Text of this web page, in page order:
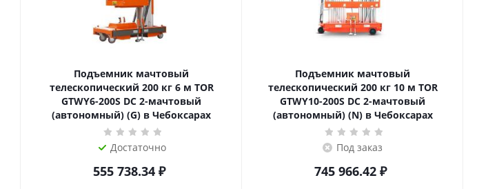
Подъемник мачтовый
телескопический 200 кг 6 м TOR
GTWY6-200S DC 2-мачтовый
(автономный) (G) в Чебоксарах
Достаточно
555 738.34₽
Подъемник мачтовый
телескопический 200 кг 10 м TOR
GTWY10-200S DC 2-мачтовый
(автономный) (N) в Чебоксарах
Под заказ
745 966.42₽